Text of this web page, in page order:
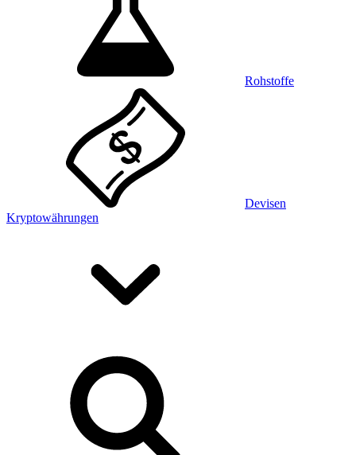
Rohstoffe
Devisen
Kryptowährungen